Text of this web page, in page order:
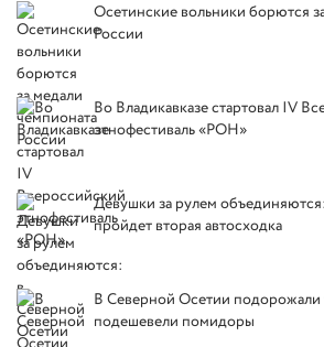
Осетинские вольники борются
России
Во Владикавказе стартовал IV
этнофестиваль «РОН»
Девушки за рулем
пройдет вторая автосходка
В Северной Осетии подорожали
подешевели помидоры